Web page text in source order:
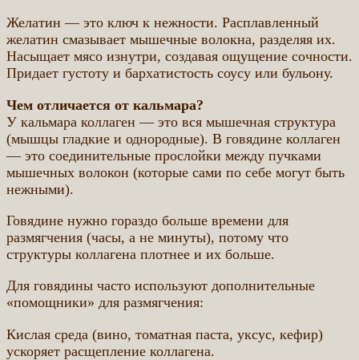
Желатин — это ключ к нежности. Расплавленный
желатин смазывает мышечные волокна, разделяя их.
Насыщает мясо изнутри, создавая ощущение сочности.
Придает густоту и бархатистость соусу или бульону.
Чем отличается от кальмара?
У кальмара коллаген — это вся мышечная структура
(мышцы гладкие и однородные). В говядине коллаген
— это соединительные прослойки между пучками
мышечных волокон (которые сами по себе могут быть
нежными).
Говядине нужно гораздо больше времени для
размягчения (часы, а не минуты), потому что
структуры коллагена плотнее и их больше.
Для говядины часто используют дополнительные
«помощники» для размягчения:
Кислая среда (вино, томатная паста, уксус, кефир)
ускоряет расщепление коллагена.